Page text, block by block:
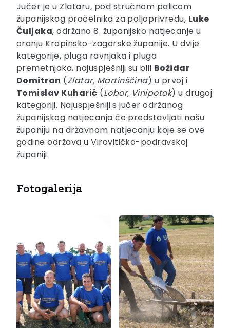
Jučer je u Zlataru, pod stručnom palicom
županijskog pročelnika za poljoprivredu, Luke
Čuljaka, održano 8. županijsko natjecanje u
oranju Krapinsko-zagorske županije. U dvije
kategorije, pluga ravnjaka i pluga
premetnjaka, najuspješniji su bili Božidar
Domitran (Zlatar, Martinščina) u prvoj i
Tomislav Kuharić (Lobor, Vinipotok) u drugoj
kategoriji. Najuspješniji s jučer održanog
županijskog natjecanja će predstavljati našu
županiju na državnom natjecanju koje se ove
godine održava u Virovitičko-podravskoj
županiji.
Fotogalerija